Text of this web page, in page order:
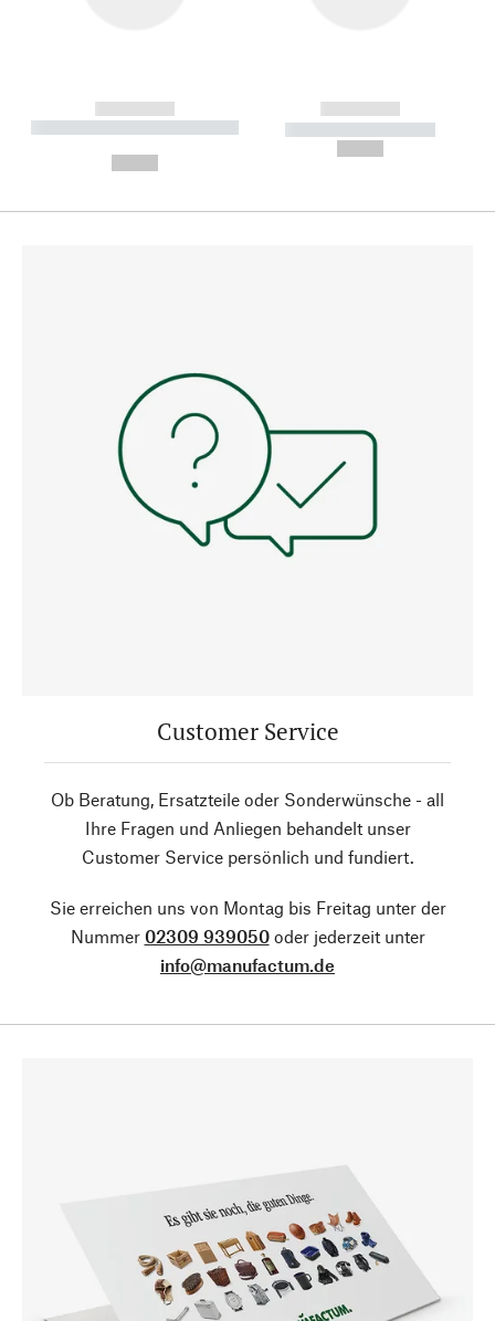
------------
----------- ----------- --------
------------
----------- -----------
Customer Service
Ob Beratung, Ersatzteile oder Sonderwünsche - all
Ihre Fragen und Anliegen behandelt unser
Customer Service persönlich und fundiert.
Sie erreichen uns von Montag bis Freitag unter der
Nummer 02309 939050oder jederzeit unter
info@manufactum.de